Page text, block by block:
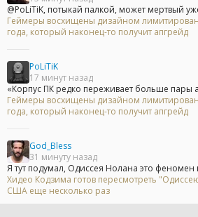
@PoLiTiK, потыкай палкой, может мертвый
Геймеры восхищены дизайном
года, который наконец-то получит апгрейд
PoLiTiK
17 минут назад
«Корпус ПК редко переживает больше пары
Геймеры восхищены дизайном
года, который наконец-то получит апгрейд
God_Bless
31 минуту назад
Я тут подумал, Одиссея Нолана это феномен
Хидео Кодзима готов пересмотреть
США еще несколько раз